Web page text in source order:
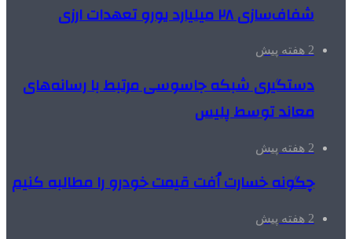
شفاف‌سازی ۲۸ میلیارد یورو تعهدات ارزی
2 هفته پیش
دستگیری شبکه جاسوسی مرتبط با رسانه‌های
معاند توسط پلیس
2 هفته پیش
چگونه خسارت اُفت قیمت خودرو را مطالبه کنیم
2 هفته پیش